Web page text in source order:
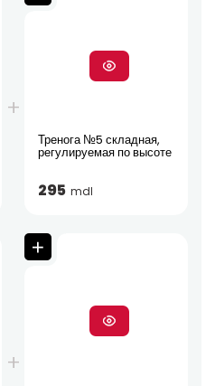
Тренога №5 складная,
регулируемая по высоте
295 mdl